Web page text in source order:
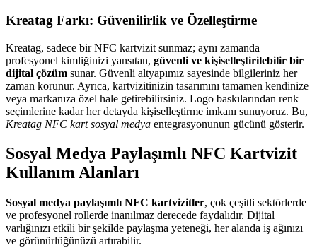
Kreatag Farkı: Güvenilirlik ve Özelleştirme
Kreatag, sadece bir NFC kartvizit sunmaz; aynı zamanda
profesyonel kimliğinizi yansıtan, güvenli ve kişiselleştirilebilir bir
dijital çözüm sunar. Güvenli altyapımız sayesinde bilgileriniz her
zaman korunur. Ayrıca, kartvizitinizin tasarımını tamamen kendinize
veya markanıza özel hale getirebilirsiniz. Logo baskılarından renk
seçimlerine kadar her detayda kişiselleştirme imkanı sunuyoruz. Bu,
Kreatag NFC kart sosyal medya entegrasyonunun gücünü gösterir.
Sosyal Medya Paylaşımlı NFC Kartvizit
Kullanım Alanları
Sosyal medya paylaşımlı NFC kartvizitler, çok çeşitli sektörlerde
ve profesyonel rollerde inanılmaz derecede faydalıdır. Dijital
varlığınızı etkili bir şekilde paylaşma yeteneği, her alanda iş ağınızı
ve görünürlüğünüzü artırabilir.